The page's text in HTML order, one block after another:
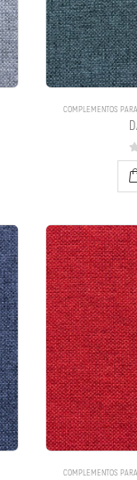
COMPLEMENTOS
0
COMPLEMENTOS